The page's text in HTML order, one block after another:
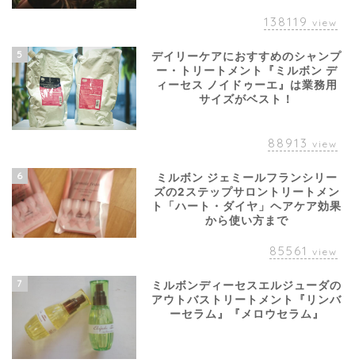
138119 view
5
デイリーケアにおすすめのシャンプ
ー・トリートメント『ミルボン デ
ィーセス ノイドゥーエ』は業務用
サイズがベスト！
88913 view
6
ミルボン ジェミールフランシリー
ズの2ステップサロントリートメン
ト「ハート・ダイヤ」ヘアケア効果
から使い方まで
85561 view
7
ミルボンディーセスエルジューダの
アウトバストリートメント『リンバ
ーセラム』『メロウセラム』